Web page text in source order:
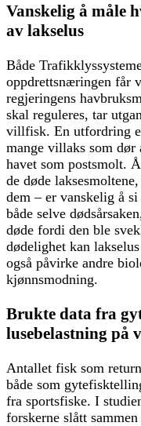
Vanskelig å måle
av lakselus
Både
oppdrettsnæringen får
regjeringens
skal reguleres, tar
villfisk. En utfordring
mange villaks som dør
havet som postsmolt.
de døde
dem – er vanskelig å
både selve
døde fordi den ble
dødelighet kan
også påvirke andre
kjønnsmodning.
Brukte data fra
lusebelastning på
Antallet fisk som
både som
fra sportsfiske. I
forskerne slått